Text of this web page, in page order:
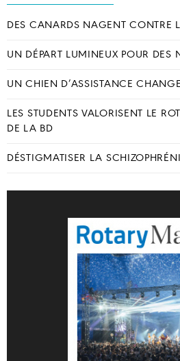
DES CANARDS NAGENT CONTRE
UN DÉPART LUMINEUX POUR DES
UN CHIEN D’ASSISTANCE
LES STUDENTS VALORISENT LE
DE LA BD
DÉSTIGMATISER LA